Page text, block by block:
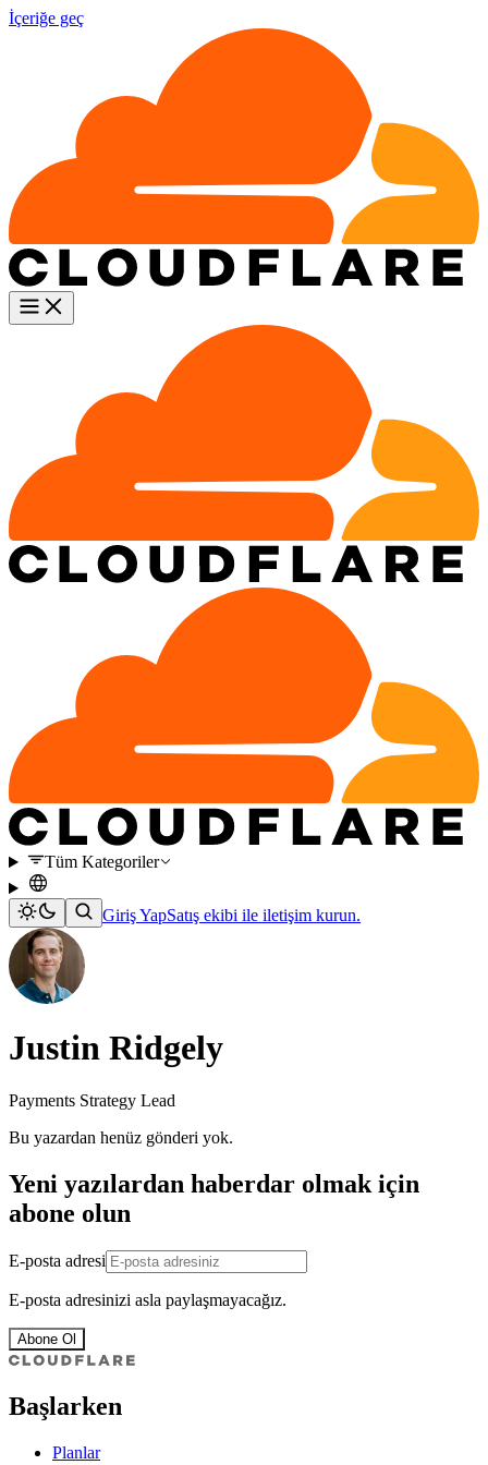
İçeriğe geç
Tüm Kategoriler
Giriş YapSatış ekibi ile iletişim kurun.
Justin Ridgely
Payments Strategy Lead
Bu yazardan henüz gönderi yok.
Yeni yazılardan haberdar olmak için
abone olun
E-posta adresi
E-posta adresinizi asla paylaşmayacağız.
Abone Ol
Başlarken
Planlar